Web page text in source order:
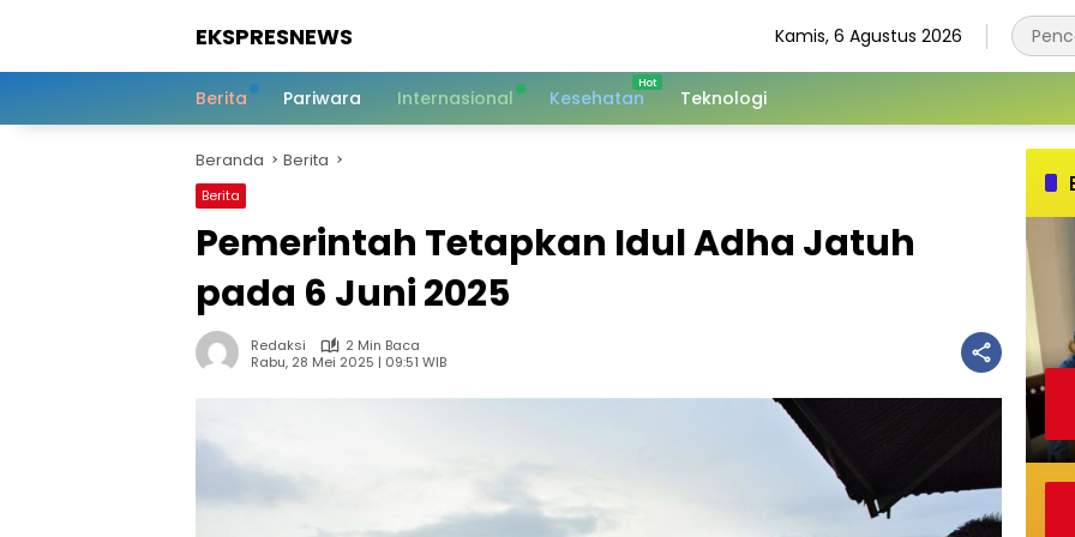
EKSPRESNEWS
Dalam
Kamis, 6 Agustus 2026
Berita Pariwara Internasional Kesehatan Teknologi
Beranda Berita
Berita
Pemerintah Tetapkan Idul Adha Jatuh
pada 6 Juni 2025
Redaksi
2 Min Baca
Rabu, 28 Mei 2025 | 09:51 WIB